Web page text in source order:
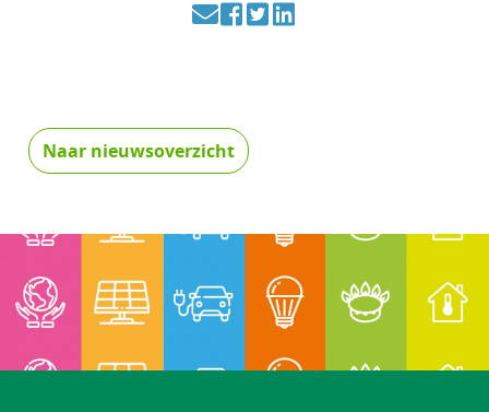
Naar nieuwsoverzicht